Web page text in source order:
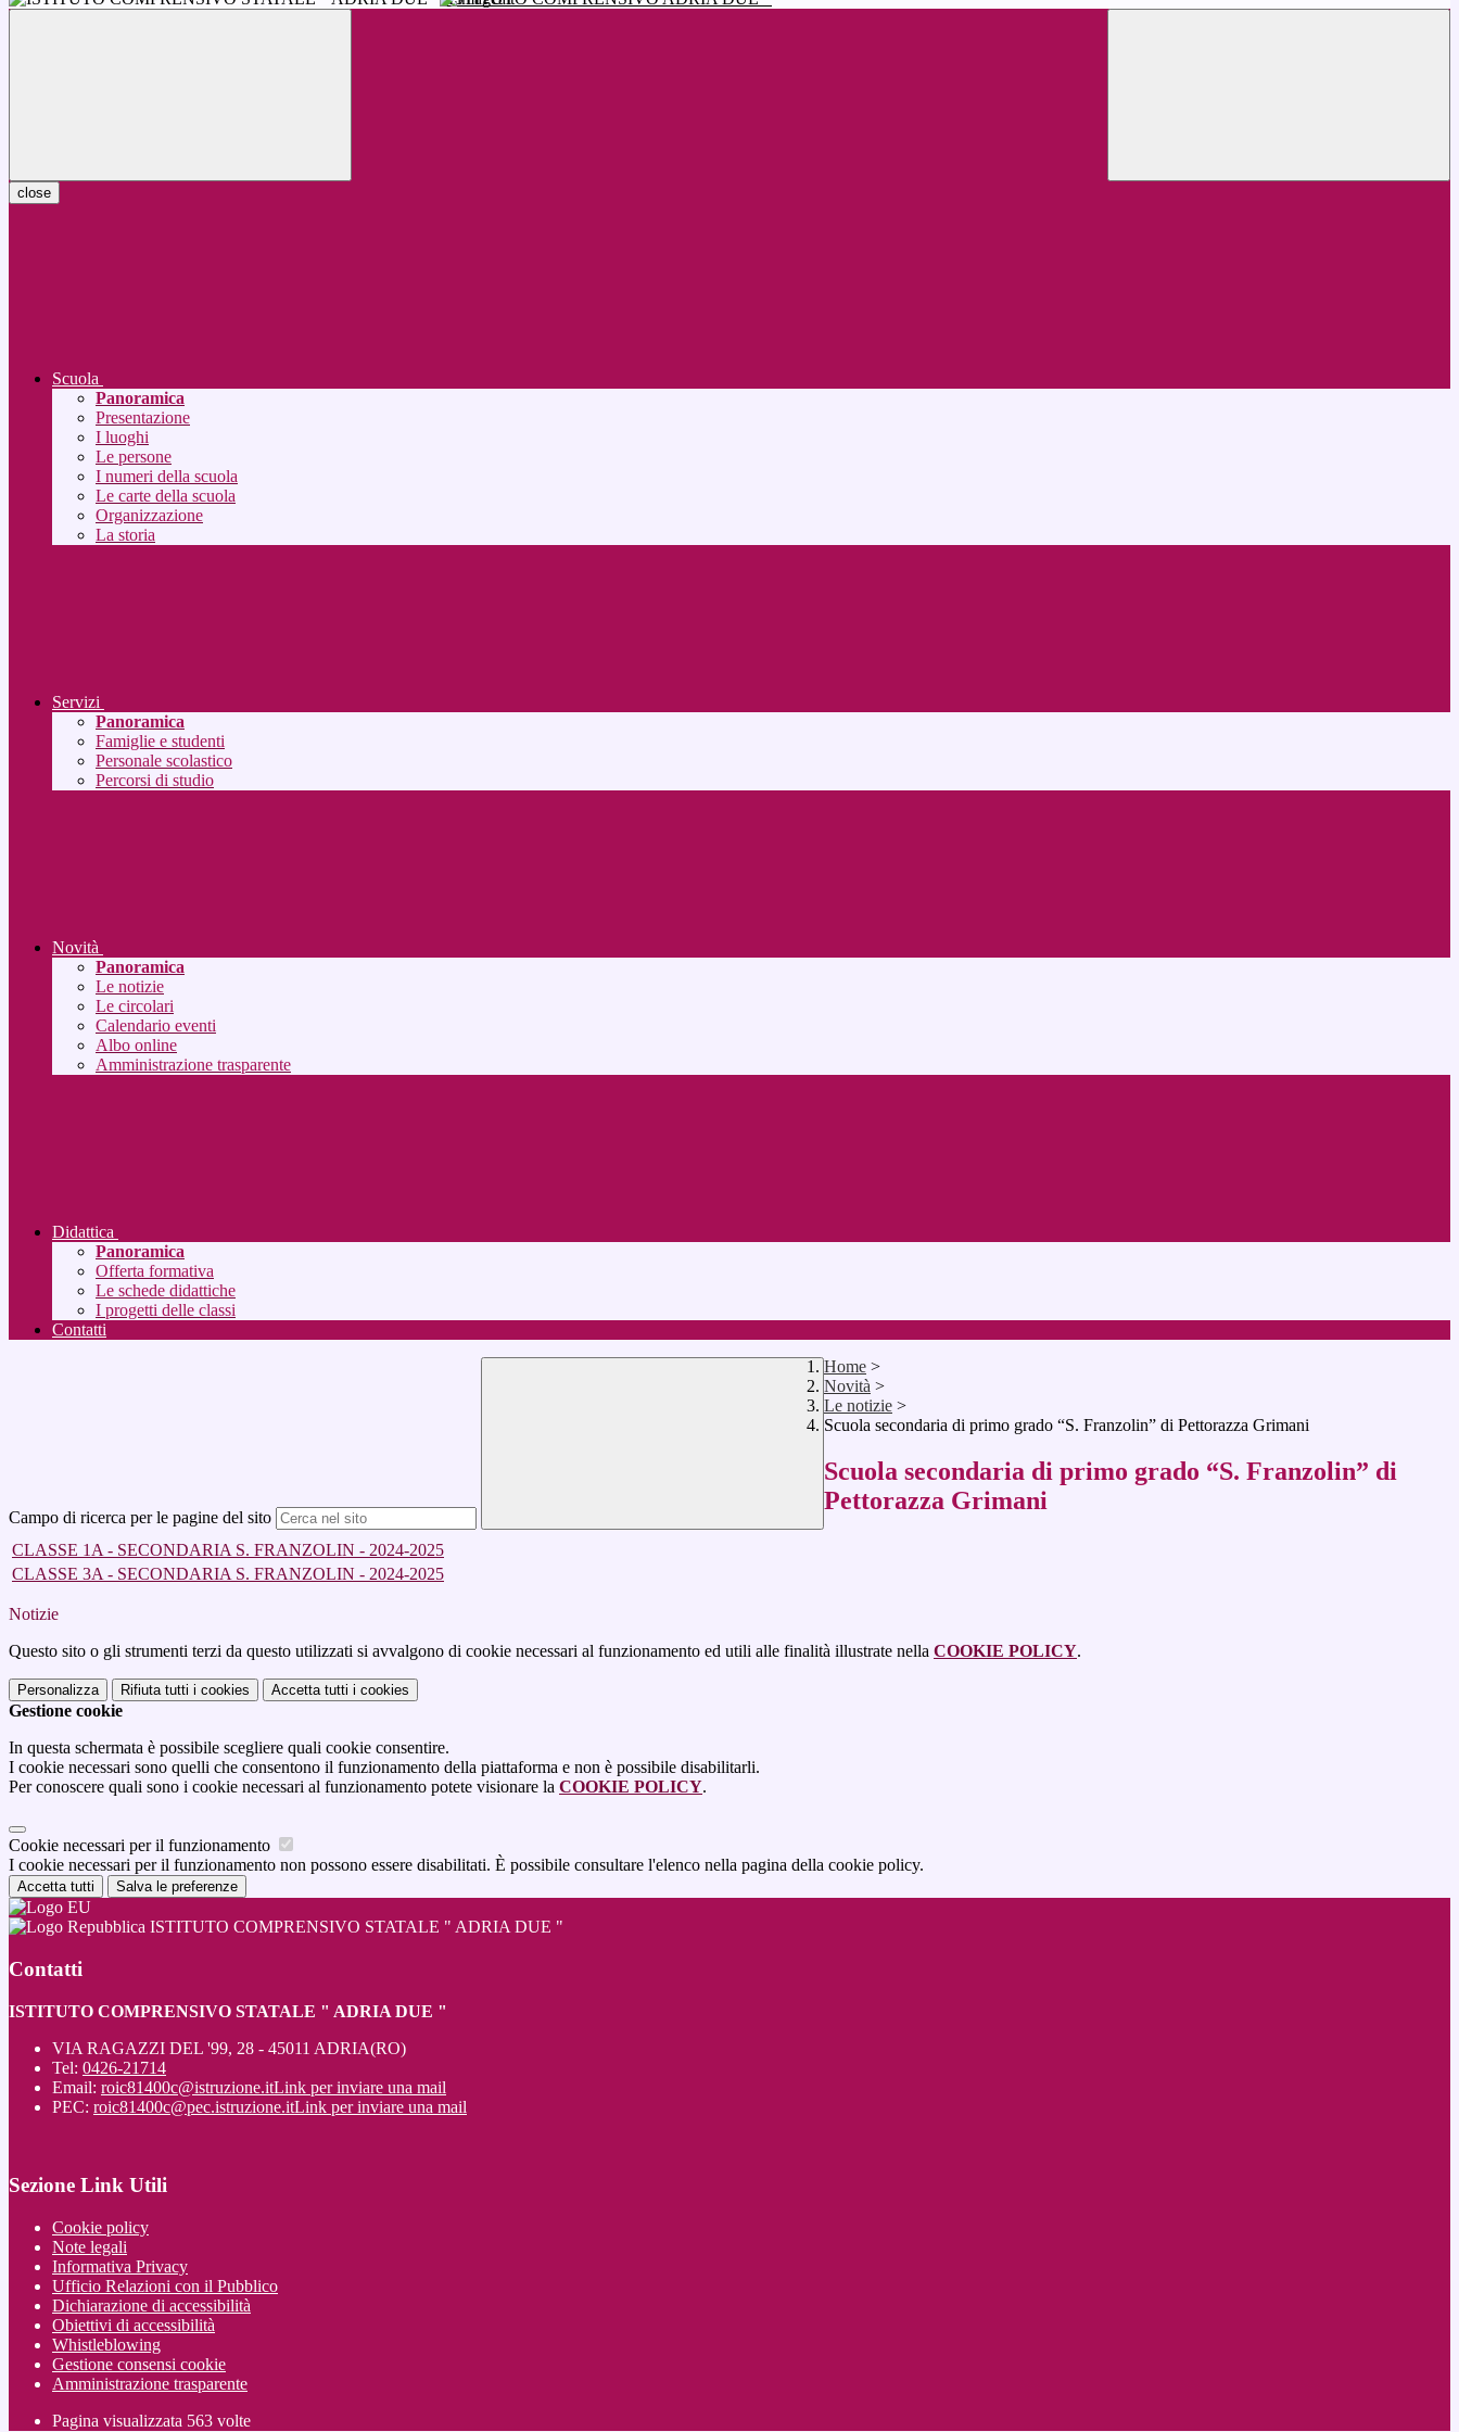
close
Scuola
Panoramica
Presentazione
I luoghi
Le persone
I numeri della scuola
Le carte della scuola
Organizzazione
La storia
Servizi
Panoramica
Famiglie e studenti
Personale scolastico
Percorsi di studio
Novità
Panoramica
Le notizie
Le circolari
Calendario eventi
Albo online
Amministrazione trasparente
Didattica
Panoramica
Offerta formativa
Le schede didattiche
I progetti delle classi
Contatti
Campo di ricerca per le pagine del sito
Home >
Novità >
Le notizie >
Scuola secondaria di primo grado “S. Franzolin” di Pettorazza Grimani
Scuola secondaria di primo grado “S. Franzolin” di
Pettorazza Grimani
CLASSE 1A - SECONDARIA S. FRANZOLIN - 2024-2025
CLASSE 3A - SECONDARIA S. FRANZOLIN - 2024-2025
Notizie
Questo sito o gli strumenti terzi da questo utilizzati si avvalgono di cookie necessari al funzionamento ed utili alle finalità illustrate nella COOKIE POLICY.
Personalizza Rifiuta tutti i cookies Accetta tutti i cookies
Gestione cookie
In questa schermata è possibile scegliere quali cookie consentire.
I cookie necessari sono quelli che consentono il funzionamento della piattaforma e non è possibile disabilitarli.
Per conoscere quali sono i cookie necessari al funzionamento potete visionare la COOKIE POLICY.
Cookie necessari per il funzionamento
I cookie necessari per il funzionamento non possono essere disabilitati. È possibile consultare l'elenco nella pagina della cookie policy.
Accetta tutti Salva le preferenze
ISTITUTO COMPRENSIVO STATALE " ADRIA DUE "
Contatti
ISTITUTO COMPRENSIVO STATALE " ADRIA DUE "
VIA RAGAZZI DEL '99, 28 - 45011 ADRIA(RO)
Tel: 0426-21714
Email: roic81400c@istruzione.itLink per inviare una mail
PEC: roic81400c@pec.istruzione.itLink per inviare una mail
Sezione Link Utili
Cookie policy
Note legali
Informativa Privacy
Ufficio Relazioni con il Pubblico
Dichiarazione di accessibilità
Obiettivi di accessibilità
Whistleblowing
Gestione consensi cookie
Amministrazione trasparente
Pagina visualizzata 563 volte